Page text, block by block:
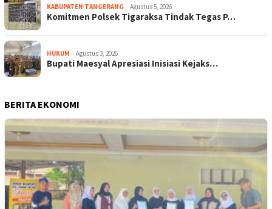
KABUPATEN TANGERANG Agustus 5, 2026
Komitmen Polsek Tigaraksa Tindak Tegas P…
HUKUM Agustus 3, 2026
Bupati Maesyal Apresiasi Inisiasi Kejaks…
BERITA EKONOMI